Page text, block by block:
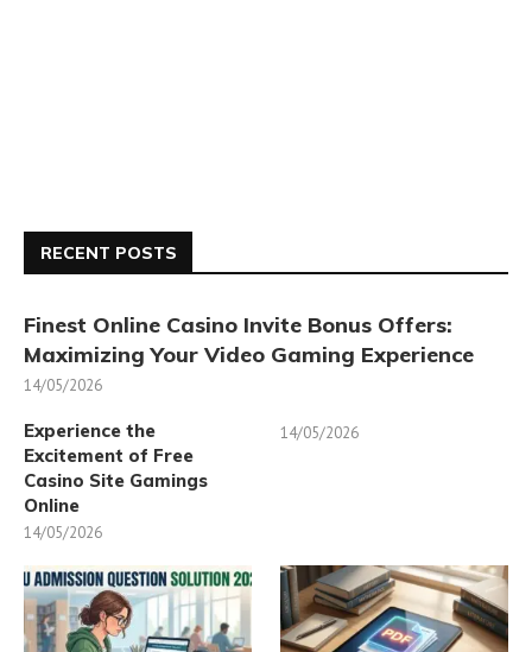
RECENT POSTS
Finest Online Casino Invite Bonus Offers:
Maximizing Your Video Gaming Experience
14/05/2026
Experience the
Excitement of Free
Casino Site Gamings
Online
14/05/2026
14/05/2026